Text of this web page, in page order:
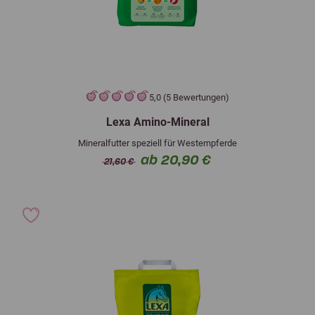
5,0 (5 Bewertungen)
Lexa Amino-Mineral
Mineralfutter speziell für Westernpferde
21,60 € ab 20,90 €